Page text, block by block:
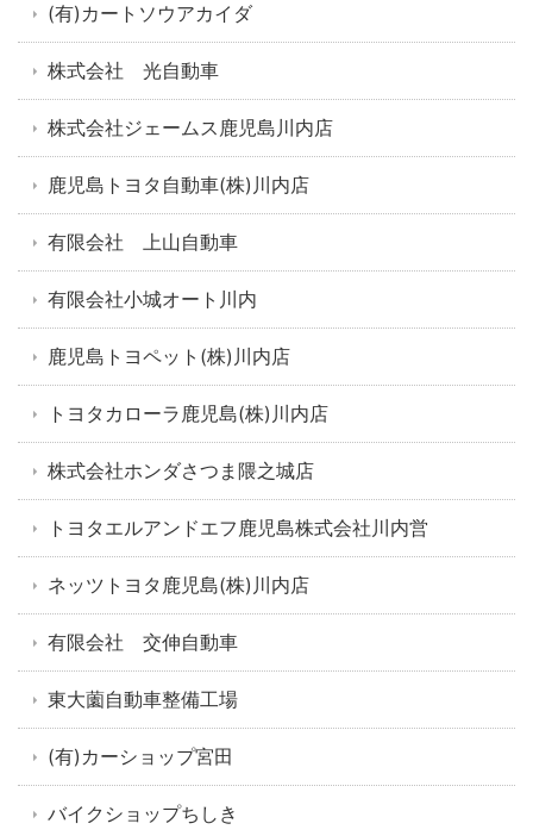
(有)カートソウアカイダ
株式会社 光自動車
株式会社ジェームス鹿児島川内店
鹿児島トヨタ自動車(株)川内店
有限会社 上山自動車
有限会社小城オート川内
鹿児島トヨペット(株)川内店
トヨタカローラ鹿児島(株)川内店
株式会社ホンダさつま隈之城店
トヨタエルアンドエフ鹿児島株式会社川内営
ネッツトヨタ鹿児島(株)川内店
有限会社 交伸自動車
東大薗自動車整備工場
(有)カーショップ宮田
バイクショップちしき